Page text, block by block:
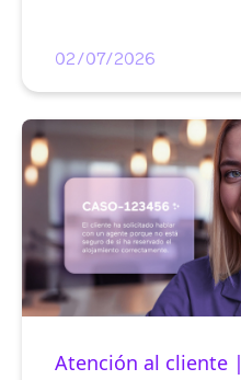
02/07/2026
Atención al cliente |